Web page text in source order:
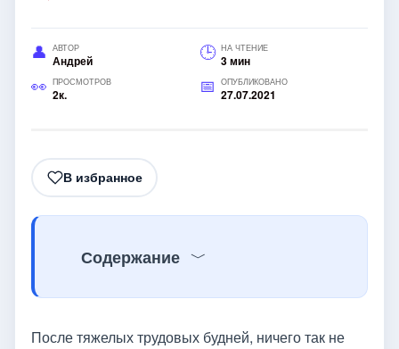
АВТОР
Андрей
НА ЧТЕНИЕ
3 мин
ПРОСМОТРОВ
2к.
ОПУБЛИКОВАНО
27.07.2021
В избранное
Содержание
После тяжелых трудовых будней, ничего так не